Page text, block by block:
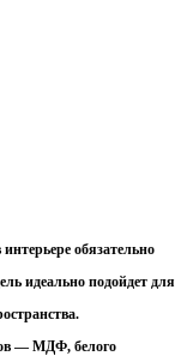
обязательно
идеально подойдет для
— МДФ, белого